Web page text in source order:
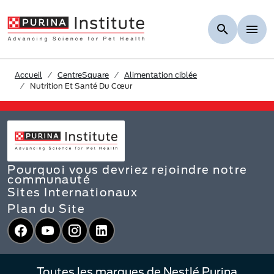
Accueil CentreSquare
Alimentation ciblée
Nutrition Et Santé Du Cœur
Pourquoi vous devriez rejoindre notre
communauté
Sites Internationaux
Plan du Site
Facebook
YouTubeInstagram
LinkedIn